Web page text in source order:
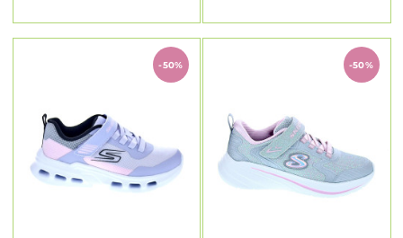
-50% -50%